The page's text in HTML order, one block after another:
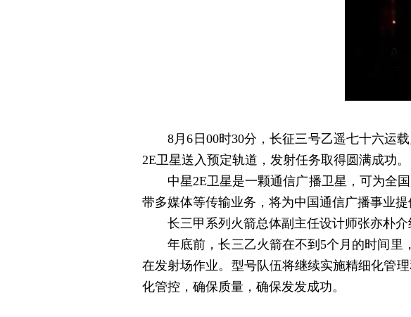
8月6日00时30分，长征三号乙遥七十六运载
2E卫星送入预定轨道，发射任务取得圆满成功。
中星2E卫星是一颗通信广播卫星，可为全国
带多媒体等传输业务，将为中国通信广播事业提
长三甲系列火箭总体副主任设计师张亦朴介
年底前，长三乙火箭在不到5个月的时间里
在发射场作业。型号队伍将继续实施精细化管
化管控，确保质量，确保发发成功。